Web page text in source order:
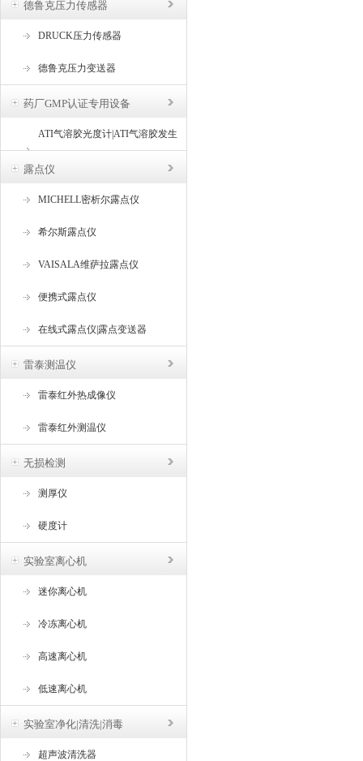
德鲁克压力传感器
DRUCK压力传感器
德鲁克压力变送器
药厂GMP认证专用设备
ATI气溶胶光度计|ATI气溶胶发生
器
露点仪
MICHELL密析尔露点仪
希尔斯露点仪
VAISALA维萨拉露点仪
便携式露点仪
在线式露点仪|露点变送器
雷泰测温仪
雷泰红外热成像仪
雷泰红外测温仪
无损检测
测厚仪
硬度计
实验室离心机
迷你离心机
冷冻离心机
高速离心机
低速离心机
实验室净化|清洗|消毒
超声波清洗器